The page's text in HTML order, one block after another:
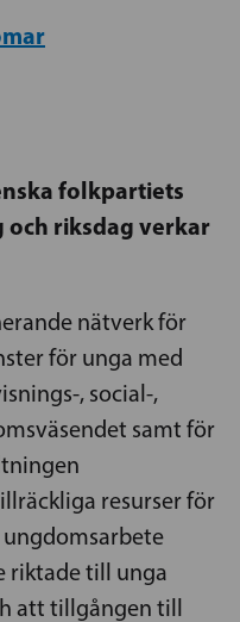
folkpartiets
riksdag verkar
nätverk för
för unga med
, social-,
samt för
resurser för
riktade till unga
att tillgången till